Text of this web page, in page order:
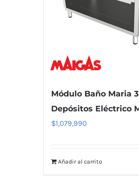
Módulo Baño Maria 3
Depósitos Eléctrico
$1,079,990
Añadir al carrito